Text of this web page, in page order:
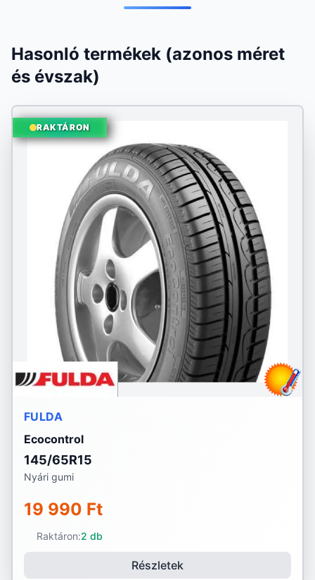
Hasonló termékek (azonos méret
és évszak)
RAKTÁRON
FULDA
Ecocontrol
145/65R15
Nyári gumi
19 990 Ft
Raktáron:2 db
Részletek